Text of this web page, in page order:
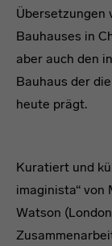
Übersetzungen
Bauhauses in
aber auch den
Bauhaus der
heute prägt.
Kuratiert und
imaginista“ von
Watson